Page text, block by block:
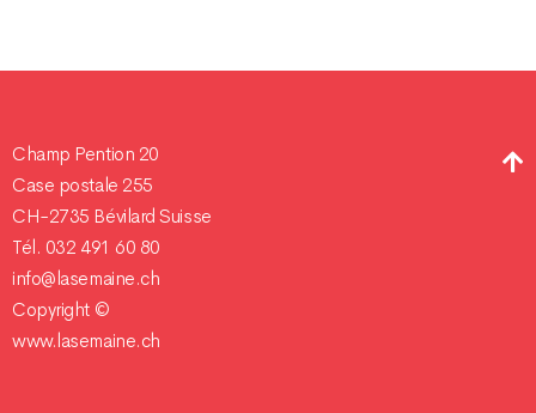
Champ Pention 20
Case postale 255
CH-2735 Bévilard Suisse
Tél. 032 491 60 80
info@lasemaine.ch
Copyright ©
www.lasemaine.ch